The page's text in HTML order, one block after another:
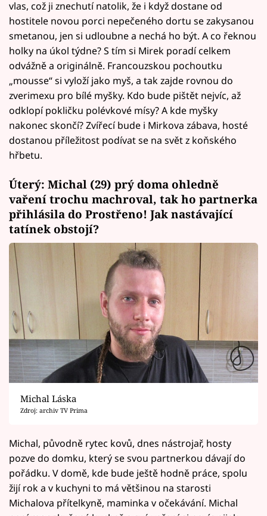
vlas, což ji znechutí natolik, že i když dostane od
hostitele novou porci nepečeného dortu se zakysanou
smetanou, jen si udloubne a nechá ho být. A co řeknou
holky na úkol týdne? S tím si Mirek poradí celkem
odvážně a originálně. Francouzskou pochoutku
„mousse“ si vyloží jako myš, a tak zajde rovnou do
zverimexu pro bílé myšky. Kdo bude pištět nejvíc, až
odklopí pokličku polévkové mísy? A kde myšky
nakonec skončí? Zvířecí bude i Mirkova zábava, hosté
dostanou příležitost podívat se na svět z koňského
hřbetu.
Úterý: Michal (29) prý doma ohledně
vaření trochu machroval, tak ho partnerka
přihlásila do Prostřeno! Jak nastávající
tatínek obstojí?
Michal Láska
Zdroj: archiv TV Prima
Michal, původně rytec kovů, dnes nástrojař, hosty
pozve do domku, který se svou partnerkou dávají do
pořádku. V domě, kde bude ještě hodně práce, spolu
žijí rok a v kuchyni to má většinou na starosti
Michalova přítelkyně, maminka v očekávání. Michal